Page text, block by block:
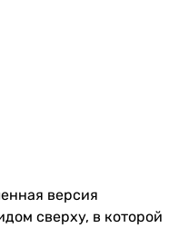
версия
сверху, в которой